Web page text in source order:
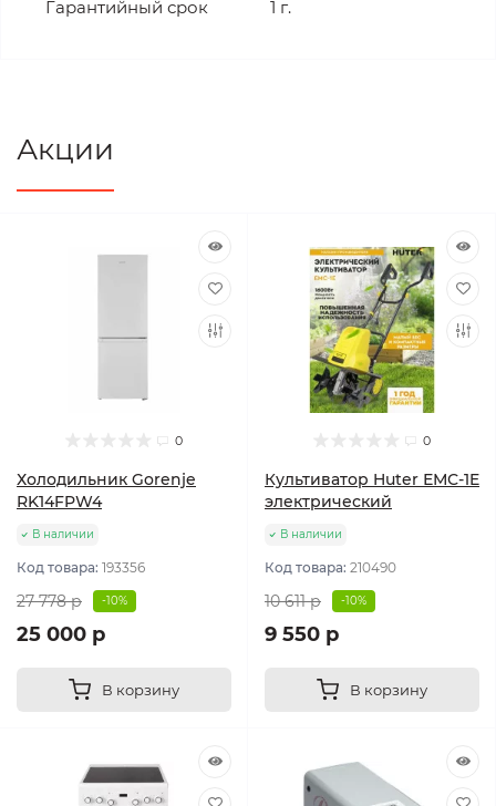
Гарантийный срок 1 г.
Акции
0
Холодильник Gorenje
RK14FPW4
В наличии
Код товара: 193356
27 778 р -10%
25 000 р
В корзину
0
Культиватор Huter ЕМС-1E
электрический
В наличии
Код товара: 210490
10 611 р -10%
9 550 р
В корзину